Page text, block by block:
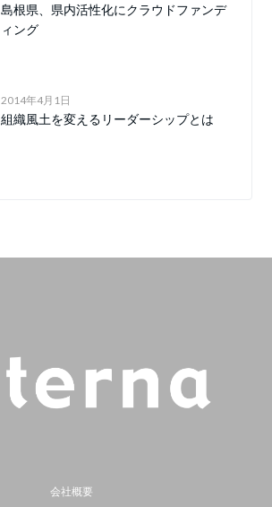
島根県、県内活性化にクラウドファンデ
ィング
2014年4月1日
組織風土を変えるリーダーシップとは
会社概要